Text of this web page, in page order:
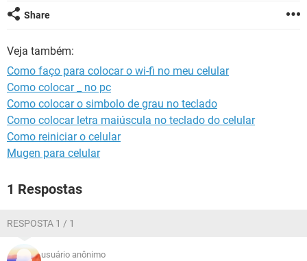
Share
Veja também:
Como faço para colocar o wi-fi no meu celular
Como colocar _ no pc
Como colocar o simbolo de grau no teclado
Como colocar letra maiúscula no teclado do celular
Como reiniciar o celular
Mugen para celular
1 Respostas
RESPOSTA 1 / 1
usuário anônimo